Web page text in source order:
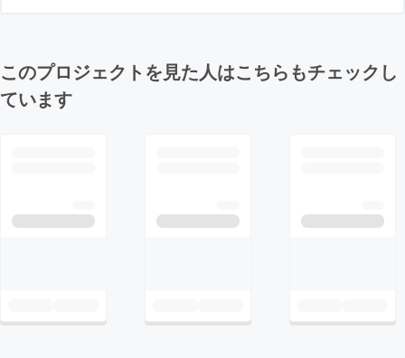
このプロジェクトを見た人はこちらもチェックし
ています